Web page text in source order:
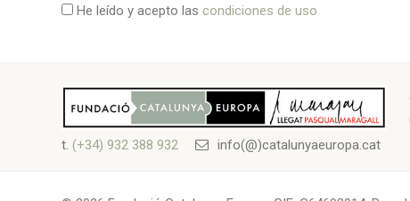
He leído y acepto las condiciones de uso
t. (+34) 932 388 932 info(@)catalunyaeuropa.cat